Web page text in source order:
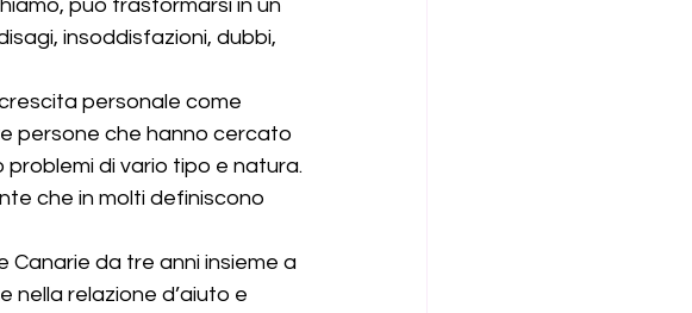
può trasformarsi in un
insoddisfazioni, dubbi,
personale come
persone che hanno cercato
di vario tipo e natura.
che in molti definiscono
Canarie da tre anni insieme a
nella relazione d’aiuto e